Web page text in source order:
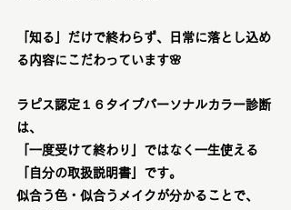
「知る」だけで終わらず、
日常に落とし込め
る内容にこだわっています🌸
ラピス認定１６タイプパーソナルカラー診断
は、
「一度受けて終わり」ではなく一生使える
「自分の取扱説明書」です。
似合う色・似合うメイクが分かることで、